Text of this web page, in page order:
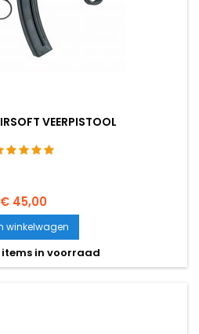
VEERPISTOOL
€ 45,00
winkelwagen
in voorraad